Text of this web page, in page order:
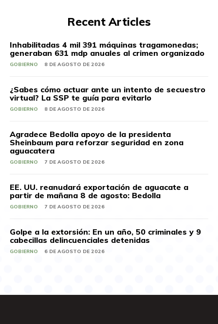
Recent Articles
Inhabilitadas 4 mil 391 máquinas tragamonedas;
generaban 631 mdp anuales al crimen organizado
GOBIERNO 8 DE AGOSTO DE 2026
¿Sabes cómo actuar ante un intento de secuestro
virtual? La SSP te guía para evitarlo
GOBIERNO 8 DE AGOSTO DE 2026
Agradece Bedolla apoyo de la presidenta
Sheinbaum para reforzar seguridad en zona
aguacatera
GOBIERNO 7 DE AGOSTO DE 2026
EE. UU. reanudará exportación de aguacate a
partir de mañana 8 de agosto: Bedolla
GOBIERNO 7 DE AGOSTO DE 2026
Golpe a la extorsión: En un año, 50 criminales y 9
cabecillas delincuenciales detenidas
GOBIERNO 6 DE AGOSTO DE 2026